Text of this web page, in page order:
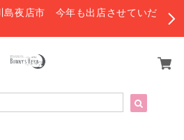
夜店市 今年も出店させていだ